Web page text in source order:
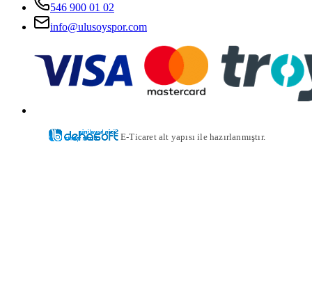
546 900 01 02
info@ulusoyspor.com
E-Ticaret alt yapısı ile hazırlanmıştır.